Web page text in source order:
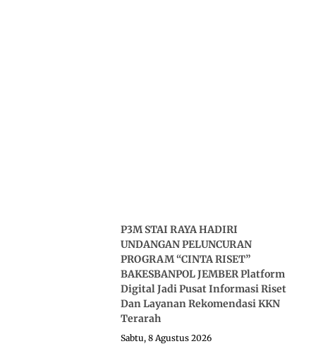
P3M STAI RAYA HADIRI
UNDANGAN PELUNCURAN
PROGRAM “CINTA RISET”
BAKESBANPOL JEMBER Platform
Digital Jadi Pusat Informasi Riset
Dan Layanan Rekomendasi KKN
Terarah
Sabtu, 8 Agustus 2026